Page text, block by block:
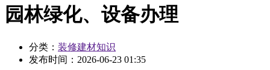
园林绿化、设备办理
分类： 装修建材知识
发布时间： 2026-06-23 01:35